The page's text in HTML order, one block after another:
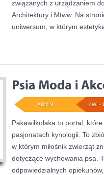
związanych z urządzaniem
Architektury i Mtww. Na
uniwersum, w którym
KWI -
ADMIN
Pakawilkolaka to portal,
pasjonatach kynologii. To
w którym miłośnik zwierząt
dotyczące wychowania psa.
odpowiedzialnych